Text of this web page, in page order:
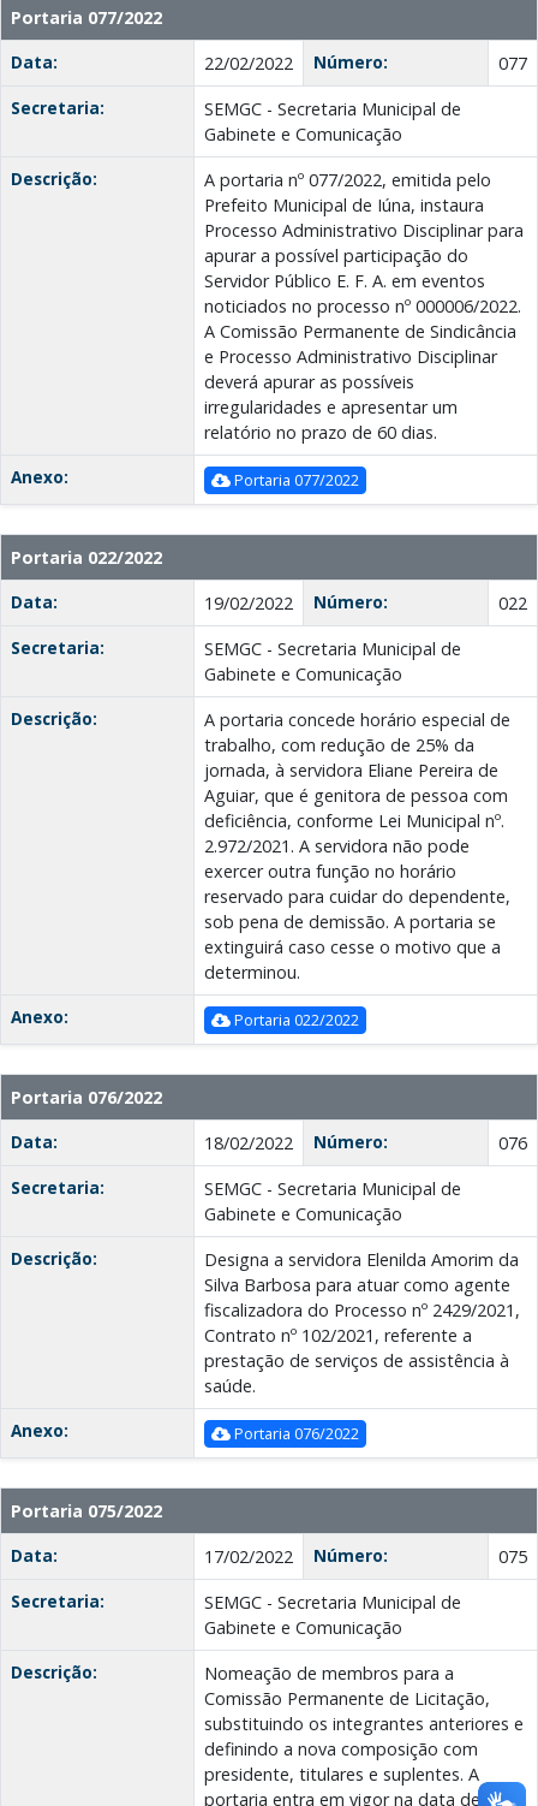
Portaria 077/2022
Data:
22/02/2022 Número:
077
Secretaria:
SEMGC - Secretaria Municipal de
Gabinete e Comunicação
Descrição:
A portaria nº 077/2022, emitida pelo
Prefeito Municipal de Iúna, instaura
Processo Administrativo Disciplinar para
apurar a possível participação do
Servidor Público E. F. A. em eventos
noticiados no processo nº 000006/2022.
A Comissão Permanente de Sindicância
e Processo Administrativo Disciplinar
deverá apurar as possíveis
irregularidades e apresentar um
relatório no prazo de 60 dias.
Anexo:
Portaria 077/2022
Portaria 022/2022
Data:
19/02/2022 Número:
022
Secretaria:
SEMGC - Secretaria Municipal de
Gabinete e Comunicação
Descrição:
A portaria concede horário especial de
trabalho, com redução de 25% da
jornada, à servidora Eliane Pereira de
Aguiar, que é genitora de pessoa com
deficiência, conforme Lei Municipal nº.
2.972/2021. A servidora não pode
exercer outra função no horário
reservado para cuidar do dependente,
sob pena de demissão. A portaria se
extinguirá caso cesse o motivo que a
determinou.
Anexo:
Portaria 022/2022
Portaria 076/2022
Data:
18/02/2022 Número:
076
Secretaria:
SEMGC - Secretaria Municipal de
Gabinete e Comunicação
Descrição:
Designa a servidora Elenilda Amorim da
Silva Barbosa para atuar como agente
fiscalizadora do Processo nº 2429/2021,
Contrato nº 102/2021, referente a
prestação de serviços de assistência à
saúde.
Anexo:
Portaria 076/2022
Portaria 075/2022
Data:
17/02/2022 Número:
075
Secretaria:
SEMGC - Secretaria Municipal de
Gabinete e Comunicação
Descrição:
Nomeação de membros para a
Comissão Permanente de Licitação,
substituindo os integrantes anteriores e
definindo a nova composição com
presidente, titulares e suplentes. A
portaria entra em vigor na data de sua